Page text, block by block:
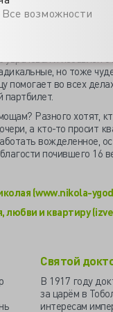
Все возможности
исцеления, «слепые
от них; коротко
ни одного,
и избавлен
но тоже
во всех
партбилет.
Разного хотят,
а кто-то просит
вожделенное,
почившего 16
(www.nikola-
любви и квартиру
Святой
В 1917 году
за царём в
интересам